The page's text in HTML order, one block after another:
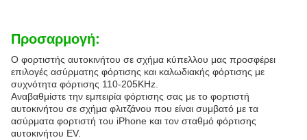
Προσαρμογή:
Ο φορτιστής αυτοκινήτου σε σχήμα κύπελλου μας προσφέρει
επιλογές ασύρματης φόρτισης και καλωδιακής φόρτισης με
συχνότητα φόρτισης 110-205KHz.
Αναβαθμίστε την εμπειρία φόρτισης σας με το φορτιστή
αυτοκινήτου σε σχήμα φλιτζάνου που είναι συμβατό με τα
ασύρματα φορτιστή του iPhone και τον σταθμό φόρτισης
αυτοκινήτου EV.